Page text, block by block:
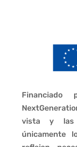
vista y las
únicamente